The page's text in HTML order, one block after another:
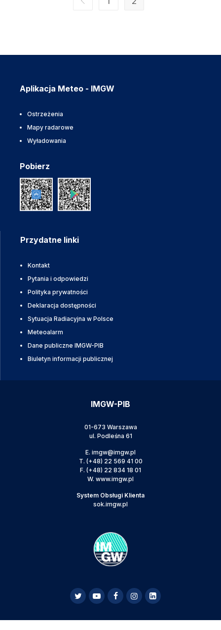
Aplikacja Meteo - IMGW
Ostrzeżenia
Mapy radarowe
Wyładowania
Pobierz
Przydatne linki
Kontakt
Pytania i odpowiedzi
Polityka prywatności
Deklaracja dostępności
Sytuacja Radiacyjna w Polsce
Meteoalarm
Dane publiczne IMGW-PIB
Biuletyn informacji publicznej
IMGW-PIB
01-673 Warszawa
ul. Podleśna 61
E. imgw@imgw.pl
T. (+48) 22 569 41 00
F. (+48) 22 834 18 01
W. www.imgw.pl
System Obsługi Klienta
sok.imgw.pl